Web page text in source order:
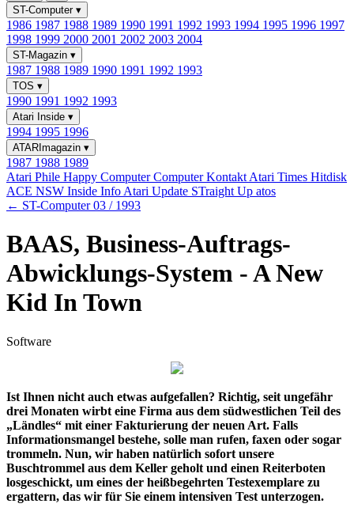
ST-Computer ▾
1986 1987 1988 1989 1990 1991 1992 1993 1994 1995 1996 1997
1998 1999 2000 2001 2002 2003 2004
ST-Magazin ▾
1987 1988 1989 1990 1991 1992 1993
TOS ▾
1990 1991 1992 1993
Atari Inside ▾
1994 1995 1996
ATARImagazin ▾
1987 1988 1989
Atari Phile Happy ComputerComputer Kontakt Atari Times Hitdisk
ACE NSW Inside Info Atari Update STraight Up atos
← ST-Computer 03 / 1993
BAAS, Business-Auftrags-
Abwicklungs-System - A New
Kid In Town
Software
Ist Ihnen nicht auch etwas aufgefallen? Richtig, seit ungefähr
drei Monaten wirbt eine Firma aus dem südwestlichen Teil des
„Ländles“ mit einer Fakturierung der neuen Art. Falls
Informationsmangel bestehe, solle man rufen, faxen oder sogar
trommeln. Nun, wir haben natürlich sofort unsere
Buschtrommel aus dem Keller geholt und einen Reiterboten
losgeschickt, um eines der heißbegehrten Testexemplare zu
ergattern, das wir für Sie einem intensiven Test unterzogen.